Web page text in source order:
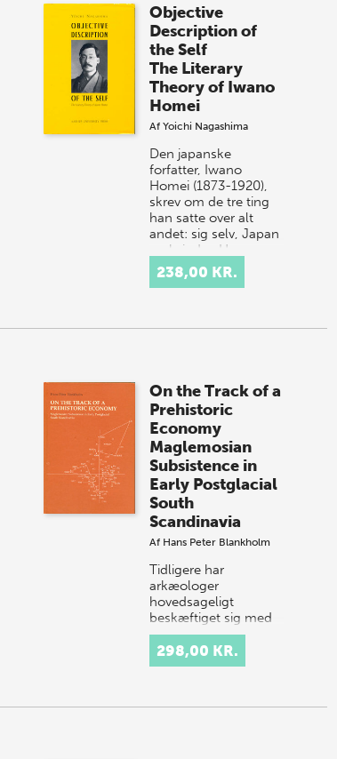
Objective
Description of
the Self
The Literary
Theory of Iwano
Homei
AfYoichi Nagashima
Den japanske
forfatter, Iwano
Homei (1873-1920),
skrev om de tre ting
han satte over alt
andet: sig selv, Japan
og kvinder. Han var
den første japansk…
238,00 KR.
On the Track of a
Prehistoric
Economy
Maglemosian
Subsistence in
Early Postglacial
South
Scandinavia
Af Hans Peter Blankholm
Tidligere har
arkæologer
hovedsageligt
beskæftiget sig med
stenalderfund ét for
ét, men gennem
computeranalyse af
298,00 KR.